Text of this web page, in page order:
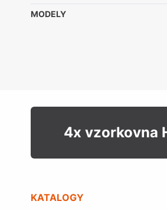
MODELY
4x vzorkovna
KATALOGY